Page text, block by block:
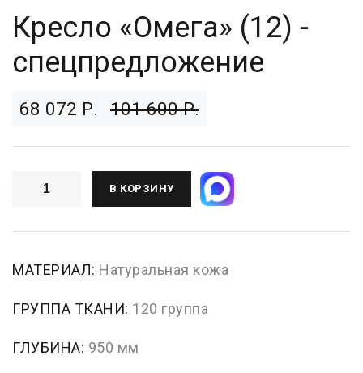
Кресло «Омега» (12) -
спецпредложение
68 072 Р. 101 600 Р.
В КОРЗИНУ
МАТЕРИАЛ: Натуральная кожа
ГРУППА ТКАНИ: 120 группа
ГЛУБИНА: 950 мм